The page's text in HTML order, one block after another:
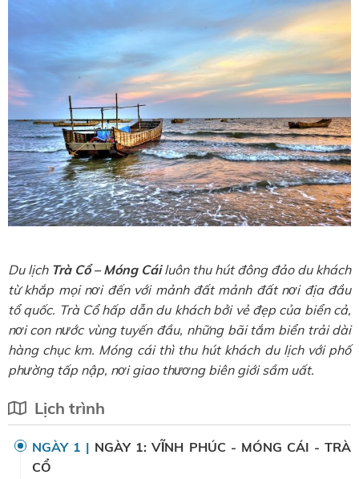
Du lịch Trà Cổ – Móng Cáiluôn thu hút đông đảo du khách
từ khắp mọi nơi đến với mảnh đất mảnh đất nơi địa đầu
tổ quốc. Trà Cổ hấp dẫn du khách bởi vẻ đẹp của biển cả,
nơi con nước vùng tuyến đầu, những bãi tắm biển trải dài
hàng chục km. Móng cái thì thu hút khách du lịch với phố
phường tấp nập, nơi giao thương biên giới sầm uất.
Lịch trình
NGÀY 1 | NGÀY 1: VĨNH PHÚC - MÓNG CÁI - TRÀ
CỔ